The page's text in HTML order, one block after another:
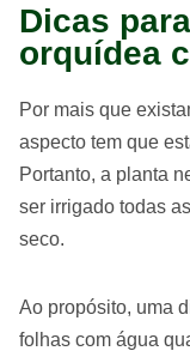
Dicas
orquídea
Por mais que
aspecto tem que
Portanto, a planta
ser irrigado todas
seco.
Ao propósito, uma
folhas com água